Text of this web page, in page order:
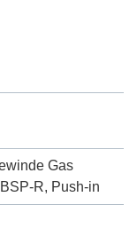
Gas
R, Push-in